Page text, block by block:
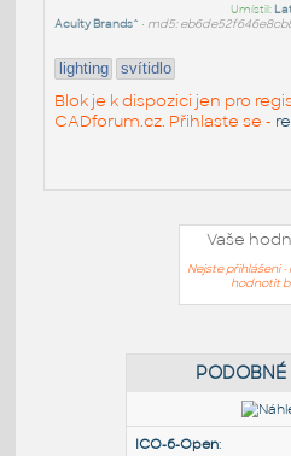
Umístil:
Acuity Brands^ • md5:
lighting svítidlo
Blok je k dispozici jen pro
CADforum.cz. Přihlaste se -
Vaše
Nejste přihlášeni
hodnotit